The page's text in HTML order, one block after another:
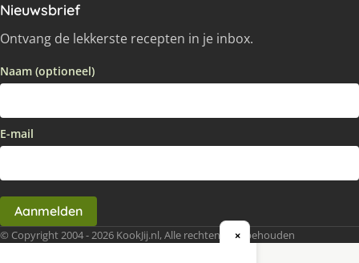
Nieuwsbrief
Ontvang de lekkerste recepten in je inbox.
Naam (optioneel)
E-mail
Aanmelden
© Copyright 2004 - 2026 KookJij.nl, Alle rechten voorbehouden
×